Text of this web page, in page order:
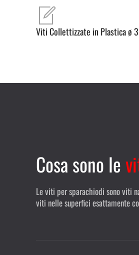
Viti Collettizzate in Plasticaø
Cosa sono le
Le viti per sparachiodi sono viti
viti nelle superfici esattamente